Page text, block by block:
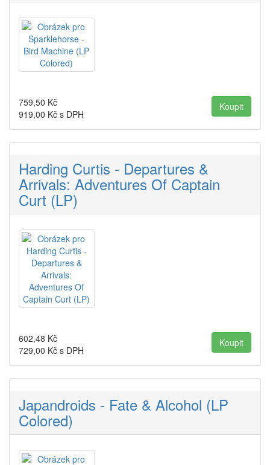
759,50 Kč
919,00 Kč s DPH
Harding Curtis - Departures &
Arrivals: Adventures Of Captain
Curt (LP)
602,48 Kč
729,00 Kč s DPH
Japandroids - Fate & Alcohol (LP
Colored)